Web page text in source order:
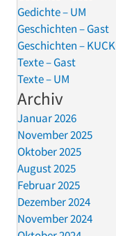
Gedichte – UM
Geschichten – Gast
Geschichten – KUCK
Texte – Gast
Texte – UM
Archiv
Januar 2026
November 2025
Oktober 2025
August 2025
Februar 2025
Dezember 2024
November 2024